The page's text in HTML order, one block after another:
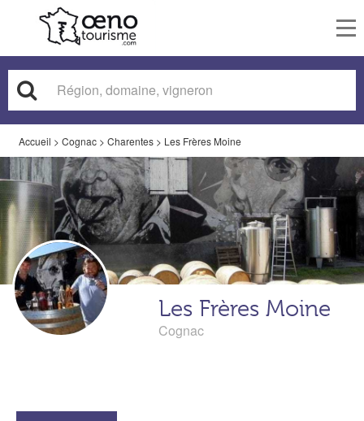
Accueil > Cognac > Charentes > Les Frères Moine
Les Frères Moine
Cognac